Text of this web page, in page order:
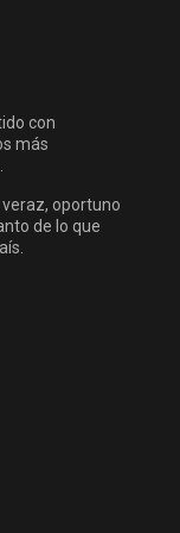
con
más
oportuno
de lo que